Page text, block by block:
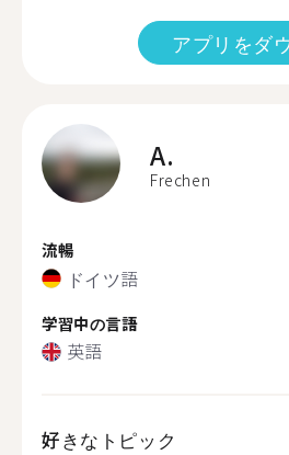
アプリをダ
A.
Frechen
流暢
ドイツ語
学習中の言語
英語
好きなトピック